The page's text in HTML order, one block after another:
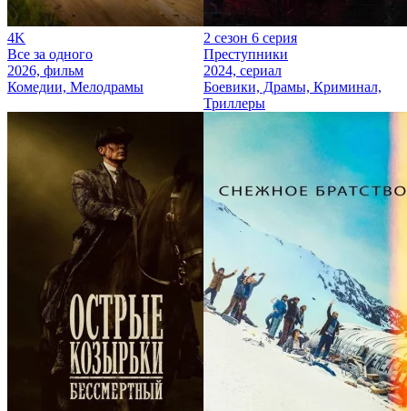
4K
Все за одного
2026, фильм
Комедии, Мелодрамы
2 сезон 6 серия
Преступники
2024, сериал
Боевики, Драмы, Криминал,
Триллеры